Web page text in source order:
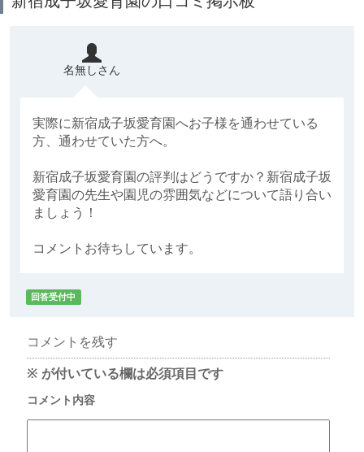
名無しさん
実際に新宿成子坂愛育園へお子様を通わせている
方、通わせていた方へ。
新宿成子坂愛育園の評判はどうですか？新宿成子坂
愛育園の先生や園児の雰囲気などについて語り合い
ましょう！
コメントお待ちしています。
回答受付中
コメントを残す
※ が付いている欄は必須項目です